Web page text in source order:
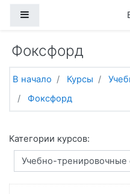
Фоксфорд
В начало Курсы
Фоксфорд
Категории курсов: